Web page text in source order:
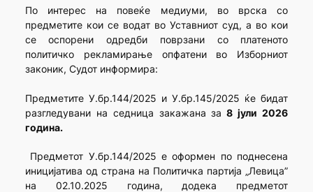
По интерес на повеќе медиуми, во врска со
предметите кои се водат во Уставниот суд, а во кои
се оспорени одредби поврзани со платеното
политичко рекламирање опфатени во Изборниот
законик, Судот информира:
Предметите У.бр.144/2025 и У.бр.145/2025 ќе бидат
разгледувани на седница закажана за 8 јули 2026
година.
Предметот У.бр.144/2025 е оформен по поднесена
иницијатива од страна на Политичка партија „Левица”
на 02.10.2025 година, додека предметот